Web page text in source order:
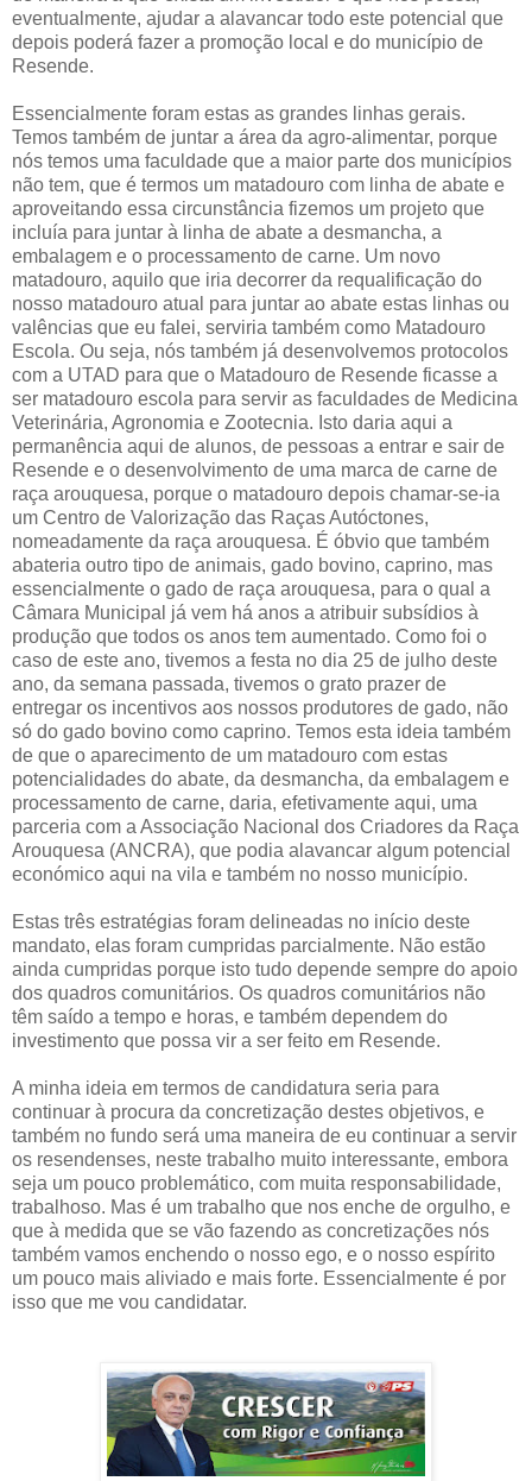
eventualmente, ajudar a alavancar todo este potencial que
depois poderá fazer a promoção local e do município de
Resende.
Essencialmente foram estas as grandes linhas gerais.
Temos também de juntar a área da agro-alimentar, porque
nós temos uma faculdade que a maior parte dos municípios
não tem, que é termos um matadouro com linha de abate e
aproveitando essa circunstância fizemos um projeto que
incluía para juntar à linha de abate a desmancha, a
embalagem e o processamento de carne. Um novo
matadouro, aquilo que iria decorrer da requalificação do
nosso matadouro atual para juntar ao abate estas linhas ou
valências que eu falei, serviria também como Matadouro
Escola. Ou seja, nós também já desenvolvemos protocolos
com a UTAD para que o Matadouro de Resende ficasse a
ser matadouro escola para servir as faculdades de Medicina
Veterinária, Agronomia e Zootecnia. Isto daria aqui a
permanência aqui de alunos, de pessoas a entrar e sair de
Resende e o desenvolvimento de uma marca de carne de
raça arouquesa, porque o matadouro depois chamar-se-ia
um Centro de Valorização das Raças Autóctones,
nomeadamente da raça arouquesa. É óbvio que também
abateria outro tipo de animais, gado bovino, caprino, mas
essencialmente o gado de raça arouquesa, para o qual a
Câmara Municipal já vem há anos a atribuir subsídios à
produção que todos os anos tem aumentado. Como foi o
caso de este ano, tivemos a festa no dia 25 de julho deste
ano, da semana passada, tivemos o grato prazer de
entregar os incentivos aos nossos produtores de gado, não
só do gado bovino como caprino. Temos esta ideia também
de que o aparecimento de um matadouro com estas
potencialidades do abate, da desmancha, da embalagem e
processamento de carne, daria, efetivamente aqui, uma
parceria com a Associação Nacional dos Criadores da Raça
Arouquesa (ANCRA), que podia alavancar algum potencial
económico aqui na vila e também no nosso município.
Estas três estratégias foram delineadas no início deste
mandato, elas foram cumpridas parcialmente. Não estão
ainda cumpridas porque isto tudo depende sempre do apoio
dos quadros comunitários. Os quadros comunitários não
têm saído a tempo e horas, e também dependem do
investimento que possa vir a ser feito em Resende.
A minha ideia em termos de candidatura seria para
continuar à procura da concretização destes objetivos, e
também no fundo será uma maneira de eu continuar a servir
os resendenses, neste trabalho muito interessante, embora
seja um pouco problemático, com muita responsabilidade,
trabalhoso. Mas é um trabalho que nos enche de orgulho, e
que à medida que se vão fazendo as concretizações nós
também vamos enchendo o nosso ego, e o nosso espírito
um pouco mais aliviado e mais forte. Essencialmente é por
isso que me vou candidatar.